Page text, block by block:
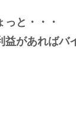
と・・・
があればバ